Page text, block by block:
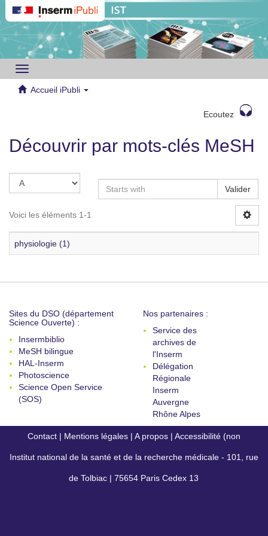
Toggle
navigation
Accueil iPubli
Ecoutez
Découvrir par mots-clés MeSH
Valider
Voici les éléments 1-1
physiologie (1)
Sites du DSO (département
Science Ouverte) :
Insermbiblio
MeSH bilingue
HAL-Inserm
Photoscience
Science Open Service
(SOS)
Nos partenaires :
Service des
archives de
l'Inserm
Délégation
Régionale
Inserm
Auvergne
Rhône Alpes
Contact | Mentions légales | A propos | Accessibilité (non
conforme)
Institut national de la santé et de la recherche médicale - 101, rue
de Tolbiac | 75654 Paris Cedex 13